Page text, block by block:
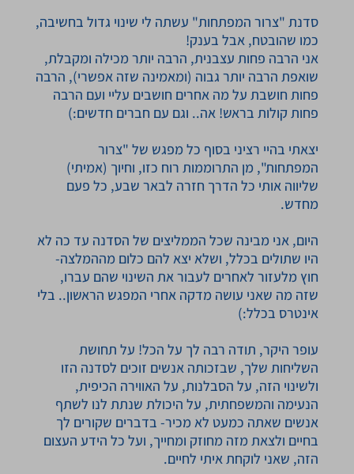
סדנת "צרור המפתחות" עשתה לי שינוי גדול בחשיבה,
כמו שהובטח, אבל בענק!
אני הרבה פחות עצבנית, הרבה יותר מכילה ומקבלת,
שואפת הרבה יותר גבוה (ומאמינה שזה אפשרי), הרבה
פחות חושבת על מה אחרים חושבים עליי ועם הרבה
פחות קולות בראש! אה.. וגם עם חברים חדשים:)
יצאתי בהיי רציני בסוף כל מפגש של "צרור
המפתחות", מן התרוממות רוח כזו, וחיוך (אמיתי)
שליווה אותי כל הדרך חזרה לבאר שבע, כל פעם
מחדש.
היום, אני מבינה שכל הממליצים של הסדנה עד כה לא
היו שתולים בכלל, ושלא יצא להם כלום מההמלצה-
חוץ מלעזור לאחרים לעבור את השינוי שהם עברו,
שזה מה שאני עושה מדקה אחרי המפגש הראשון.. בלי
אינטרס בכלל:)
עופר היקר, תודה רבה לך על הכל! על תחושת
השליחות שלך, שבזכותה אנשים זוכים לסדנה הזו
ולשינוי הזה, על הסבלנות, על האווירה הכיפית,
הנעימה והמשפחתית, על היכולת שנתת לנו לשתף
אנשים שאתה כמעט לא מכיר- בדברים שקורים לך
בחיים ולצאת מזה מחוזק ומחייך, ועל כל הידע העצום
הזה, שאני לוקחת איתי לחיים.